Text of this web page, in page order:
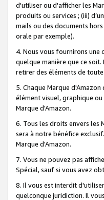
d'utiliser ou d'afficher les
produits ou services ; (iii)
mails ou des documents
orale par exemple).
4. Nous vous fournirons une
quelque manière que ce
retirer des éléments de
5. Chaque Marque
élément visuel, graphique
Marque d'Amazon.
6. Tous les droits envers les
sera à notre bénéfice
Marque d'Amazon.
7. Vous ne pouvez pas
Spécial, sauf si vous avez
8. Il vous est interdit
quelconque juridiction. Il